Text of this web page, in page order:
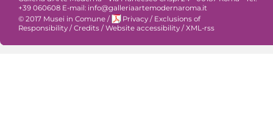
+39 060608 E-mail: info@galleriaartemodernaroma.it
© 2017 Musei in Comune / Privacy / Exclusions of
Responsibility / Credits / Website accessibility / XML-rss